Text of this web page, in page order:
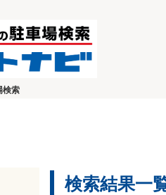
検索
検索結果一